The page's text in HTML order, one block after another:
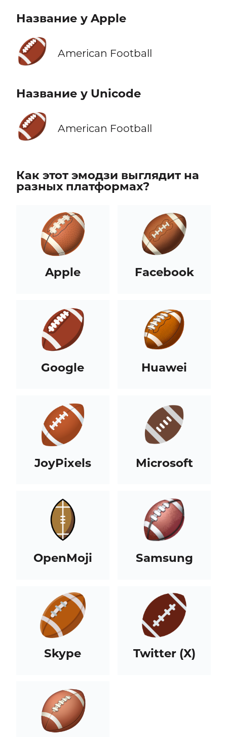
Название у Apple
🏈 American Football
Название у Unicode
🏈 American Football
Как этот эмодзи выглядит на
разных платформах?
Apple Facebook
Google Huawei
JoyPixels Microsoft
OpenMoji Samsung
Skype Twitter (X)